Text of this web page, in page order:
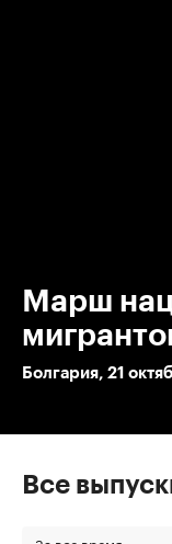
Марш
Болгария, 21
Все